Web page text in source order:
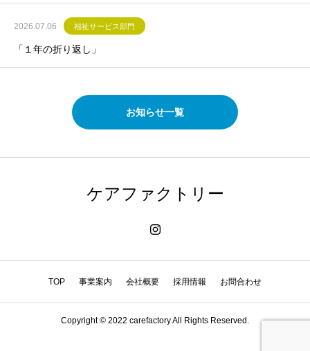
2026.07.06 福祉サービス部門
「１年の折り返し」
お知らせ一覧
ケアファクトリー
TOP 事業案内 会社概要 採用情報 お問合わせ
Copyright © 2022 carefactory All Rights Reserved.